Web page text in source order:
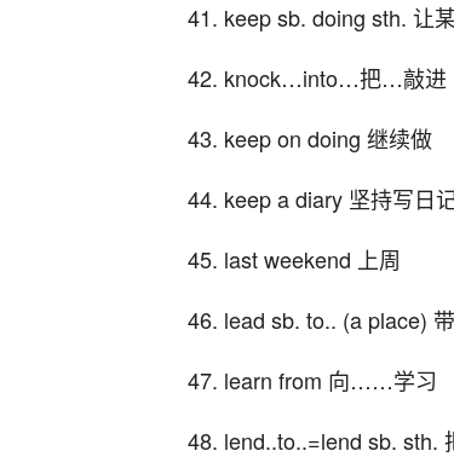
41. keep sb. doing sth. 让
42. knock…into…把…敲进
43. keep on doing 继续做
44. keep a diary 坚持写日
45. last weekend 上周
46. lead sb. to.. (a place)
47. learn from 向……学习
48. lend..to..=lend sb. sth.